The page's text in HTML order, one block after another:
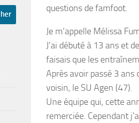
questions de famfoot.
Je m’appelle Mélissa
J’ai débuté à 13 ans et
faisais que les
Après avoir passé 3
voisin, le SU Agen (47).
Une équipe qui, cette
remerciée. Cependant